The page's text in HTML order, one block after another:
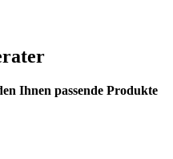
Ihnen passende Produkte